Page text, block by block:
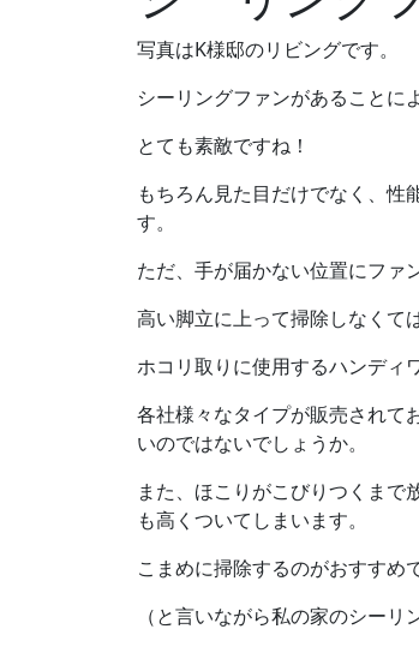
写真はK様邸のリビングです。
シーリングファンがあることに
とても素敵ですね！
もちろん見た目だけでなく、性
す。
ただ、手が届かない位置にファ
高い脚立に上って掃除しなくて
ホコリ取りに使用するハンディ
各社様々なタイプが販売されて
いのではないでしょうか。
また、ほこりがこびりつくま
も高くついてしまいます。
こまめに掃除するのがおすすめ
（と言いながら私の家のシー